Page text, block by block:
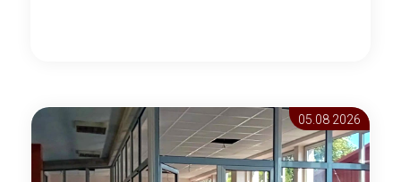
05.08 2026